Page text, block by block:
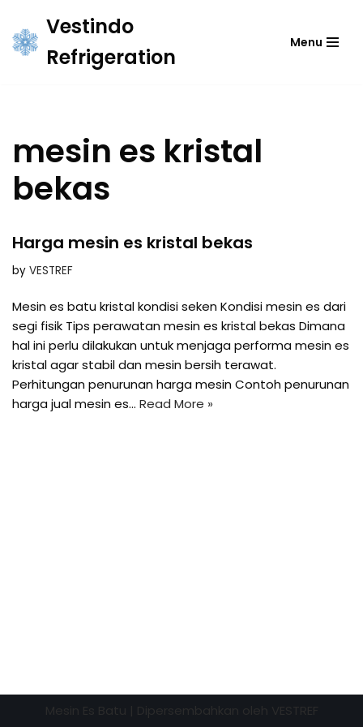
Skip
Vestindo
Refrigeration
Menu
mesin es kristal
bekas
Harga mesin es kristal bekas
by VESTREF
Mesin es batu kristal kondisi seken Kondisi mesin es dari
segi fisik Tips perawatan mesin es kristal bekas Dimana
hal ini perlu dilakukan untuk menjaga performa mesin es
kristal agar stabil dan mesin bersih terawat.
Perhitungan penurunan harga mesin Contoh penurunan
harga jual mesin es… Read More »
VESTREF